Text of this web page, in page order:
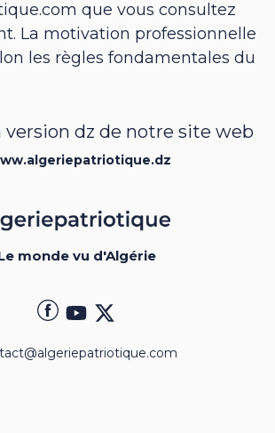
que vous consultez
La motivation professionnelle
les règles fondamentales du
version dz de notre site web
monde vu d'Algérie